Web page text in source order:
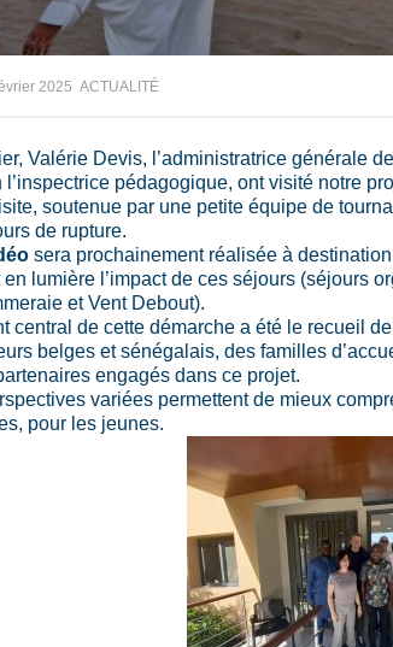
2025 ACTUALITÉ
Valérie Devis, l’administratrice générale
l’inspectrice pédagogique, ont visité notre
soutenue par une petite équipe de
de rupture.
sera prochainement réalisée à
en lumière l’impact de ces séjours (séjours
et Vent Debout).
central de cette démarche a été le recueil
belges et sénégalais, des familles
engagés dans ce projet.
variées permettent de mieux
pour les jeunes.